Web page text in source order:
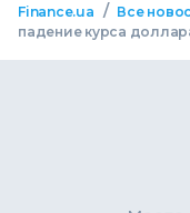
Finance.ua / Все
падение курса